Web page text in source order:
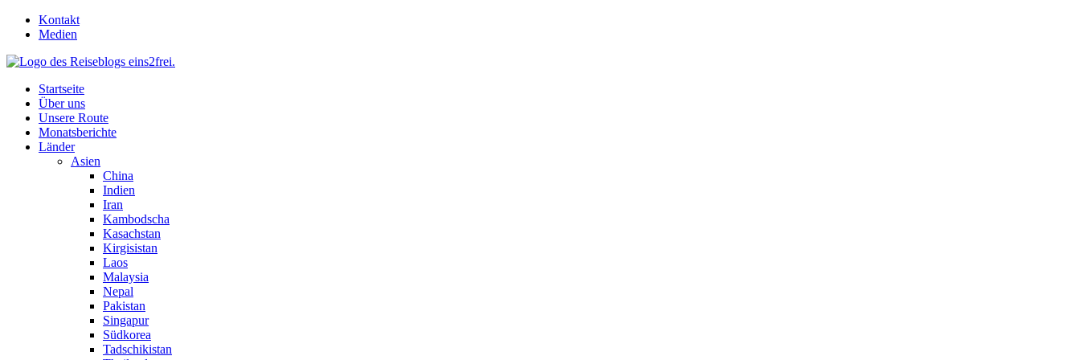
Skip
Kontakt
Medien
Startseite
Über uns
Unsere Route
Monatsberichte
Länder
Asien
China
Indien
Iran
Kambodscha
Kasachstan
Kirgisistan
Laos
Malaysia
Nepal
Pakistan
Singapur
Südkorea
Tadschikistan